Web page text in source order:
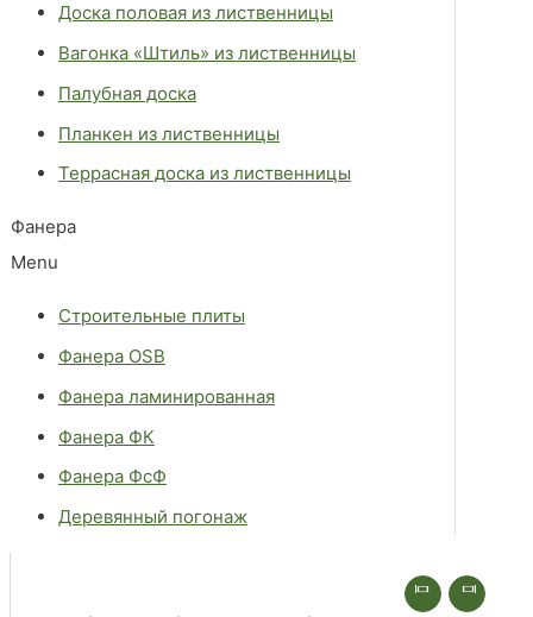
Доска половая из лиственницы
Вагонка «Штиль» из лиственницы
Палубная доска
Планкен из лиственницы
Террасная доска из лиственницы
Фанера
Menu
Строительные плиты
Фанера OSB
Фанера ламинированная
Фанера ФК
Фанера ФсФ
Деревянный погонаж